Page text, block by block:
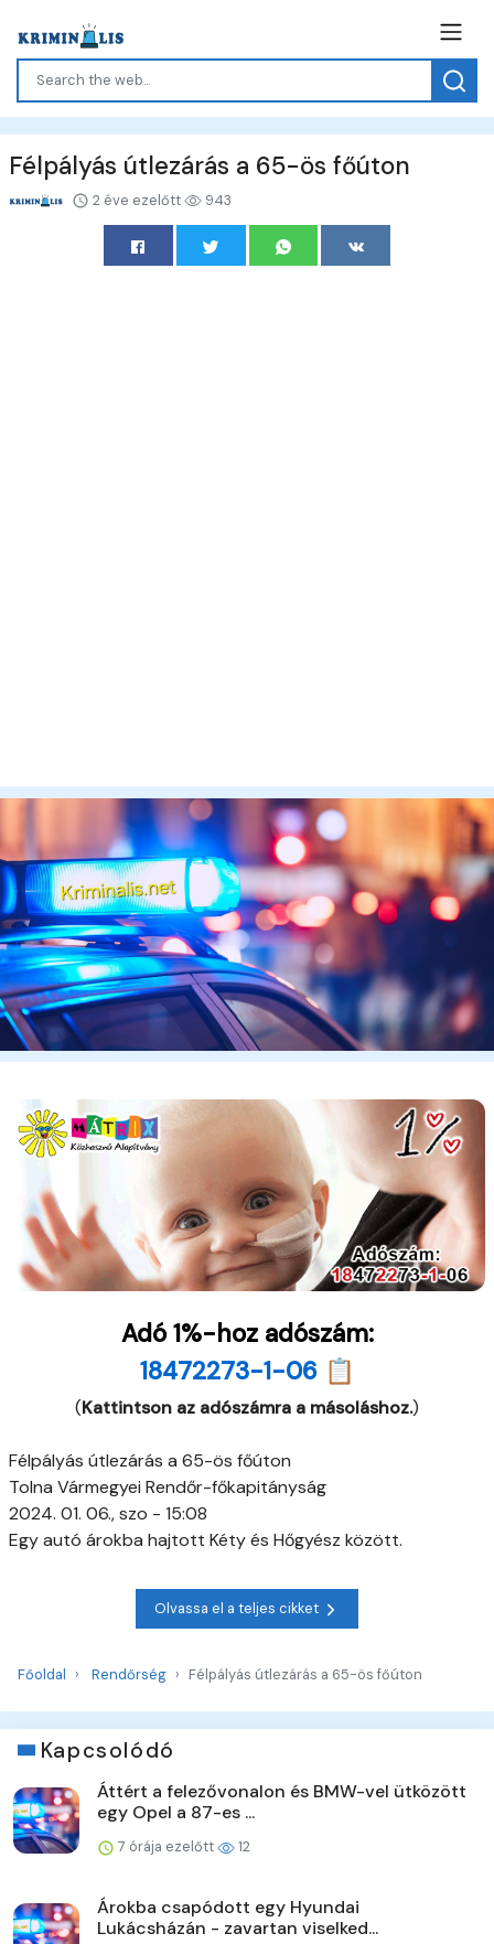
Félpályás útlezárás a 65-ös főúton
2 éve ezelőtt 943
Adó 1%-hoz adószám:
18472273-1-06 📋
(Kattintson az adószámra a másoláshoz.)
Félpályás útlezárás a 65-ös főúton
Tolna Vármegyei Rendőr-főkapitányság
2024. 01. 06., szo - 15:08
Egy autó árokba hajtott Kéty és Hőgyész között.
Olvassa el a teljes cikket
Főoldal Rendőrség Félpályás útlezárás a 65-ös főúton
Kapcsolódó
Áttért a felezővonalon és BMW-vel ütközött
egy Opel a 87-es ...
7 órája ezelőtt 12
Árokba csapódott egy Hyundai
Lukácsházán - zavartan viselked...